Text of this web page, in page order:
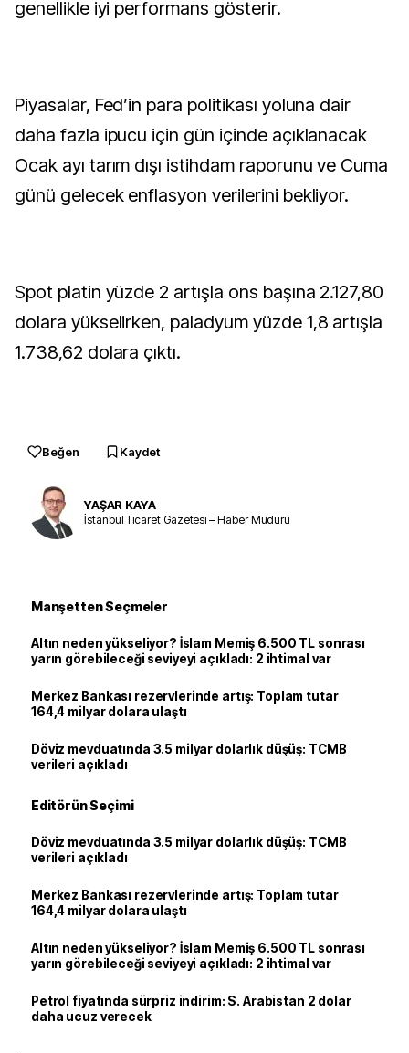
genellikle iyi performans gösterir.
Piyasalar, Fed’in para politikası yoluna dair
daha fazla ipucu için gün içinde açıklanacak
Ocak ayı tarım dışı istihdam raporunu ve Cuma
günü gelecek enflasyon verilerini bekliyor.
Spot platin yüzde 2 artışla ons başına 2.127,80
dolara yükselirken, paladyum yüzde 1,8 artışla
1.738,62 dolara çıktı.
Beğen Kaydet
YAŞAR KAYA
İstanbul Ticaret Gazetesi – Haber Müdürü
Manşetten Seçmeler
Altın neden yükseliyor? İslam Memiş 6.500 TL sonrası
yarın görebileceği seviyeyi açıkladı: 2 ihtimal var
Merkez Bankası rezervlerinde artış: Toplam tutar
164,4 milyar dolara ulaştı
Döviz mevduatında 3.5 milyar dolarlık düşüş: TCMB
verileri açıkladı
Editörün Seçimi
Döviz mevduatında 3.5 milyar dolarlık düşüş: TCMB
verileri açıkladı
Merkez Bankası rezervlerinde artış: Toplam tutar
164,4 milyar dolara ulaştı
Altın neden yükseliyor? İslam Memiş 6.500 TL sonrası
yarın görebileceği seviyeyi açıkladı: 2 ihtimal var
Petrol fiyatında sürpriz indirim: S. Arabistan 2 dolar
daha ucuz verecek